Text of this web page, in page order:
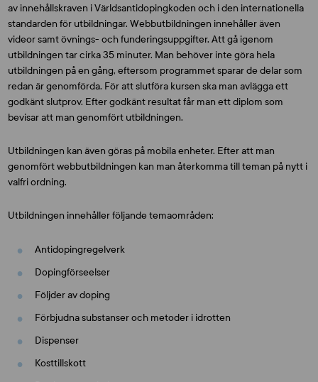
av innehållskraven i Världsantidopingkoden och i den internationella
standarden för utbildningar. Webbutbildningen innehåller även
videor samt övnings- och funderingsuppgifter. Att gå igenom
utbildningen tar cirka 35 minuter. Man behöver inte göra hela
utbildningen på en gång, eftersom programmet sparar de delar som
redan är genomförda. För att slutföra kursen ska man avlägga ett
godkänt slutprov. Efter godkänt resultat får man ett diplom som
bevisar att man genomfört utbildningen.
Utbildningen kan även göras på mobila enheter. Efter att man
genomfört webbutbildningen kan man återkomma till teman på nytt i
valfri ordning.
Utbildningen innehåller följande temaområden:
Antidopingregelverk
Dopingförseelser
Följder av doping
Förbjudna substanser och metoder i idrotten
Dispenser
Kosttillskott